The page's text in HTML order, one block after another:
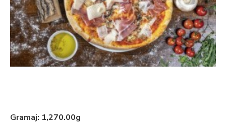
Gramaj: 1,270.00g